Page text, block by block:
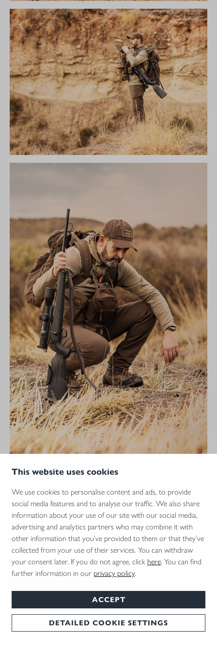
This website uses cookies
We use cookies to personalise content and ads, to provide
social media features and to analyse our traffic. We also share
information about your use of our site with our social media,
advertising and analytics partners who may combine it with
other information that you’ve provided to them or that they’ve
collected from your use of their services. You can withdraw
your consent later. If you do not agree, click here. You can find
further information in our privacy policy.
ACCEPT
DETAILED COOKIE SETTINGS
Mit dem Aufruf des Videos erklären Sie sich einverstanden, dass
Ihre Daten an YouTube übermittelt werden und das Sie die
Datenschutzbestimmungengelesen haben.
AKZEPTIEREN
WHEN IT COUNTS.
Die Luft flimmert. Über der Landschaft spannt sich ein grellweißes